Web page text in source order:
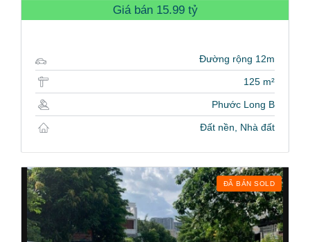
Giá bán 15.99 tỷ
Đường rộng 12m
125 m²
Phước Long B
Đất nền, Nhà đất
ĐÃ BÁN SOLD